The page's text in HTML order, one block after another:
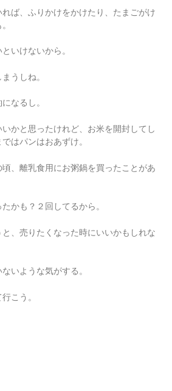
ば、ふりかけをかけたり、たまごがけ
いけないから。
うしね。
なるし。
かと思ったけれど、お米を開封してし
はパンはおあずけ。
、離乳食用にお粥鍋を買ったことがあ
かも？２回してるから。
、売りたくなった時にいいかもしれな
いような気がする。
こう。